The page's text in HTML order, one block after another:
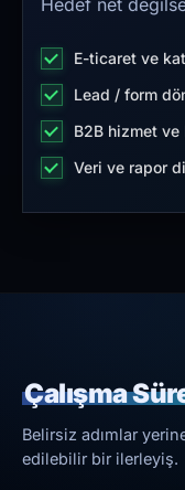
Hedef net
E-ticaret ve
Lead / form
B2B hizmet
Veri ve rapor
Çalışma
Belirsiz adımlar
edilebilir bir ilerleyiş.